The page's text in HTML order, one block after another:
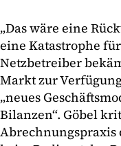
„Das wäre eine
eine Katastrophe
Netzbetreiber
Markt zur
„neues
Bilanzen“. Göbel